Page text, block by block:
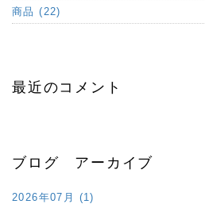
商品 (22)
最近のコメント
ブログ アーカイブ
2026年07月 (1)